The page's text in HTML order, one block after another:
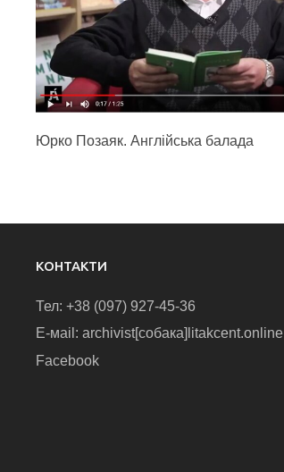
Юрко Позаяк. Англійська балада
КОНТАКТИ
Тел: +38 (097) 927-45-36
E-маіl: archivist[собака]litakcent.online
Facebook